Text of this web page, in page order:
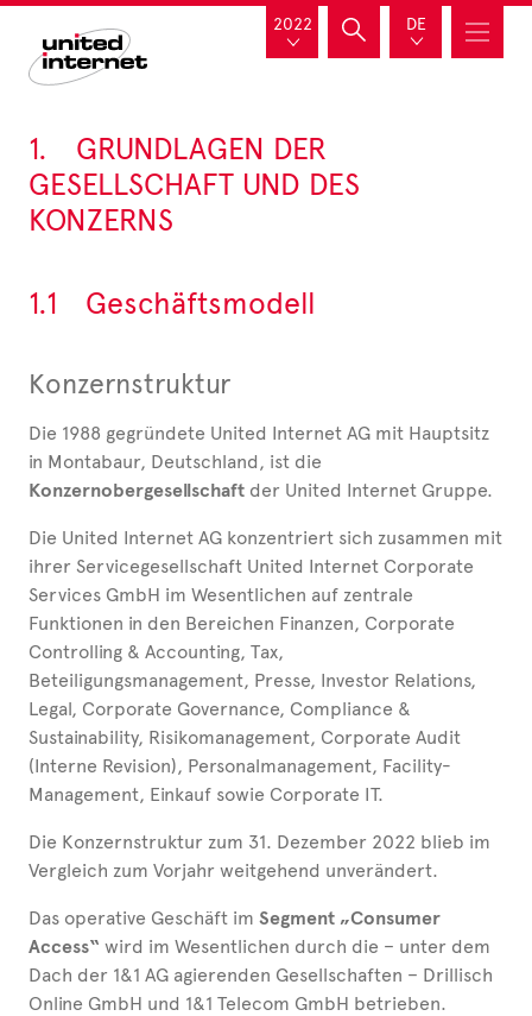
2022 DE
1. GRUNDLAGEN DER
GESELLSCHAFT UND DES
KONZERNS
1.1 Geschäftsmodell
Konzernstruktur
Die 1988 gegründete United Internet AG mit Hauptsitz
in Montabaur, Deutschland, ist die
Konzernobergesellschaft der United Internet Gruppe.
Die United Internet AG konzentriert sich zusammen mit
ihrer Servicegesellschaft United Internet Corporate
Services GmbH im Wesentlichen auf zentrale
Funktionen in den Bereichen Finanzen, Corporate
Controlling & Accounting, Tax,
Beteiligungsmanagement, Presse, Investor Relations,
Legal, Corporate Governance, Compliance &
Sustainability, Risikomanagement, Corporate Audit
(Interne Revision), Personalmanagement, Facility-
Management, Einkauf sowie Corporate IT.
Die Konzernstruktur zum 31. Dezember 2022 blieb im
Vergleich zum Vorjahr weitgehend unverändert.
Das operative Geschäft im Segment „Consumer
Access“ wird im Wesentlichen durch die – unter dem
Dach der 1&1 AG agierenden Gesellschaften – Drillisch
Online GmbH und 1&1 Telecom GmbH betrieben.